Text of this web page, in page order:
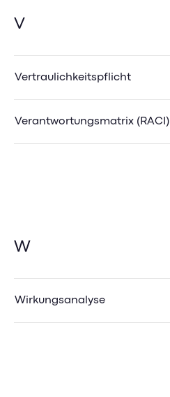
V
Vertraulichkeitspflicht
Verantwortungsmatrix (RACI)
W
Wirkungsanalyse